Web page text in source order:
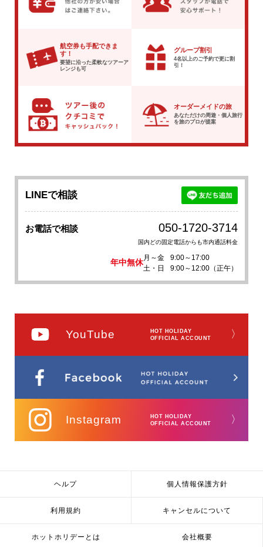
航空券も手配できま
す！
要望に沿った柔軟なツアーア
レンジも可
グループ割引
4名以上のご予約で更に割
引！
オーダーメイドの旅
あなただけの周遊・個人旅行
を旅のプロが提案
LINEで相談
お電話で相談 050-1720-3714
国内どの固定電話からも市内通話料金
年中無休
月～金
9:00～17:00
土・日
9:00～12:00（正午）
YouTube
HOT HOLIDAY
OFFICIAL ACCOUNT
〉
Instagram
HOT HOLIDAY
OFFICIAL ACCOUNT
〉
ヘルプ 個人情報保護方針
利用規約 キャンセルについて
ホットホリデーとは 会社概要